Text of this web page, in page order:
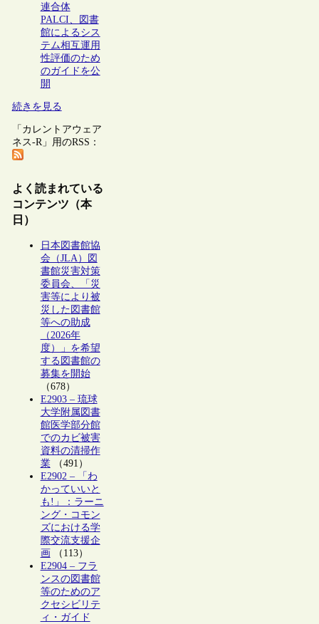
連合体
PALCI、図書
館によるシス
テム相互運用
性評価のため
のガイドを公
開
続きを見る
「カレントアウェア
ネス-R」用のRSS：
よく読まれている
コンテンツ（本
日）
日本図書館協
会（JLA）図
書館災害対策
委員会、「災
害等により被
災した図書館
等への助成
（2026年
度）」を希望
する図書館の
募集を開始
（678）
E2903 – 琉球
大学附属図書
館医学部分館
でのカビ被害
資料の清掃作
業（491）
E2902 – 「わ
かっていいと
も!」：ラーニ
ング・コモン
ズにおける学
際交流支援企
画 （113）
E2904 – フラ
ンスの図書館
等のためのア
クセシビリテ
ィ・ガイド